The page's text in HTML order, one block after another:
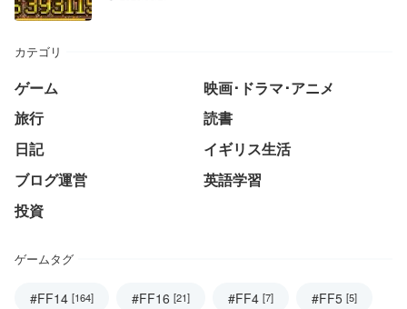
カテゴリ
ゲーム
映画･ドラマ･アニメ
旅行
読書
日記
イギリス生活
ブログ運営
英語学習
投資
ゲームタグ
#FF14 [164] #FF16 [21] #FF4 [7] #FF5 [5]